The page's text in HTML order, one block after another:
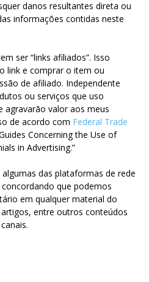
danos resultantes direta ou
informações contidas neste
ser “links afiliados”. Isso
link e comprar o item ou
de afiliado. Independente
ou serviços que uso
agravarão valor aos meus
de acordo com Federal Trade
Concerning the Use of
in Advertising.”
das plataformas de rede
que podemos
em qualquer material do
entre outros conteúdos